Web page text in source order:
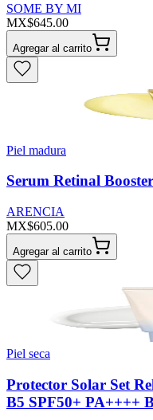
SOME BY MI
MX$645.00
Agregar al carrito
Piel madura
Serum Retinal
ARENCIA
MX$605.00
Agregar al carrito
Piel seca
Protector Solar Set
B5 SPF50+ PA++++